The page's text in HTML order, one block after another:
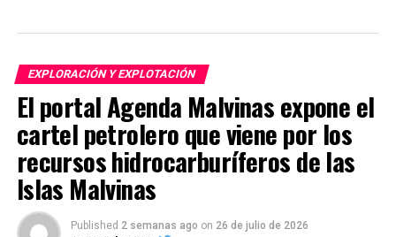
EXPLORACIÓN Y EXPLOTACIÓN
El portal Agenda Malvinas expone el
cartel petrolero que viene por los
recursos hidrocarburíferos de las
Islas Malvinas
Published 2 semanas ago on 26 de julio de 2026